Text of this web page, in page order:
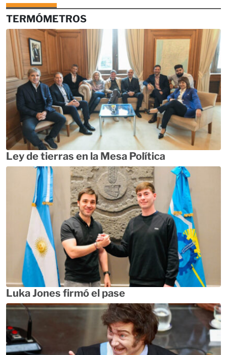
TERMÓMETROS
Ley de tierras en la Mesa Política
Luka Jones firmó el pase